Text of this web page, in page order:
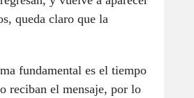
queda claro que la
fundamental es el tiempo
reciban el mensaje, por lo